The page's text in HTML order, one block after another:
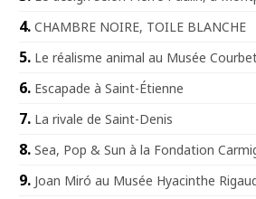
CHAMBRE NOIRE, TOILE BLANCHE
Le réalisme animal au Musée
Escapade à Saint-Étienne
La rivale de Saint-Denis
Sea, Pop & Sun à la Fondation
Joan Miró au Musée Hyacinthe